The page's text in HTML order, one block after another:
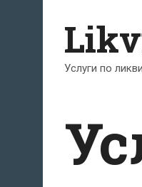
содержимому
Услуги по